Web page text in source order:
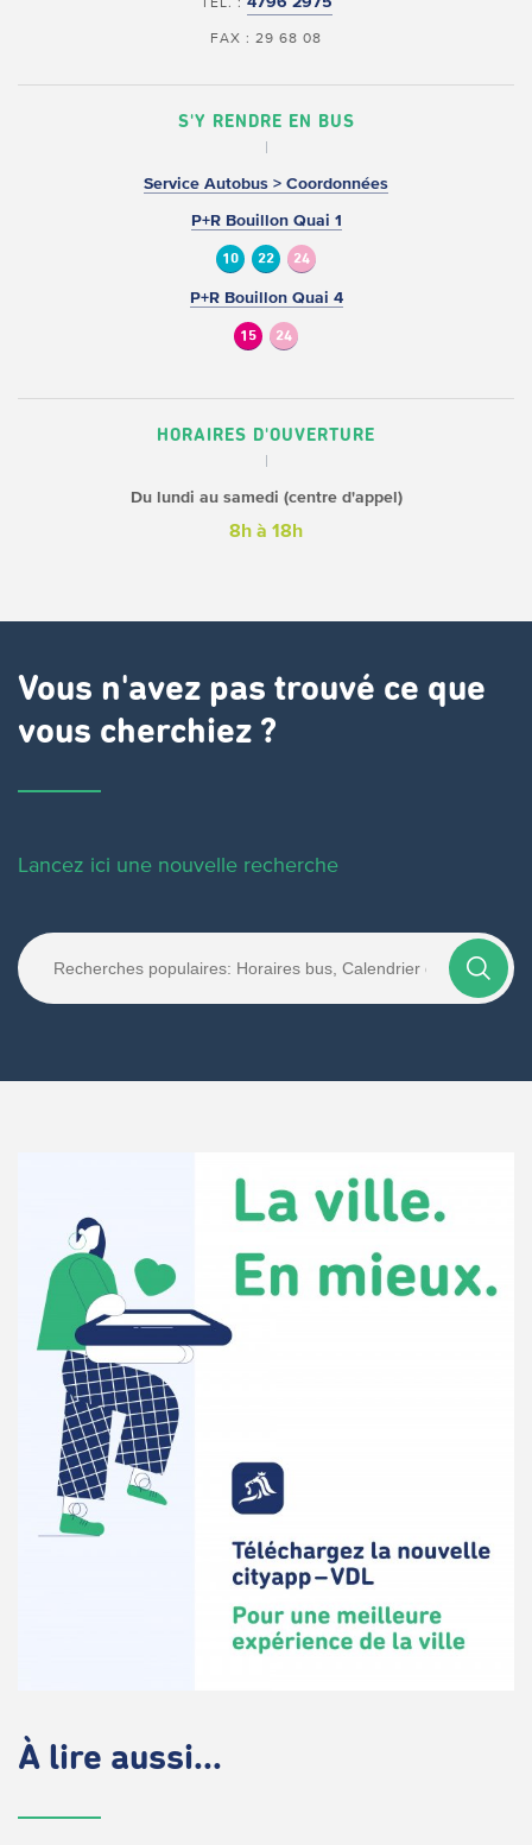
FAX : 29 68 08
S'Y RENDRE EN BUS
Service Autobus > Coordonnées
P+R Bouillon Quai 1
10 22 24
P+R Bouillon Quai 4
15 24
HORAIRES D'OUVERTURE
Du lundi au samedi (centre d'appel)
8h à 18h
Vous n'avez pas trouvé ce que
vous cherchiez ?
Lancez ici une nouvelle recherche
À lire aussi...